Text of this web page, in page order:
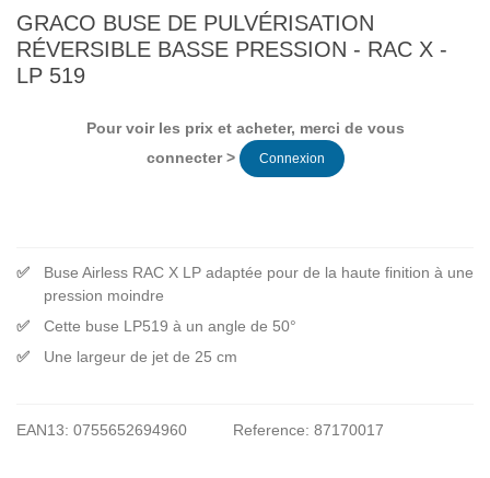
GRACO BUSE DE PULVÉRISATION
RÉVERSIBLE BASSE PRESSION - RAC X -
LP 519
Pour voir les prix et acheter, merci de vous
connecter >
Connexion
Buse Airless RAC X LP adaptée pour de la haute finition à une
pression moindre
Cette buse LP519 à un angle de 50°
Une largeur de jet de 25 cm
EAN13: 0755652694960 Reference: 87170017